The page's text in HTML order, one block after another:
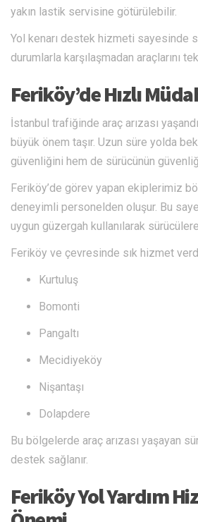
yakın lastik servisine götürülebilir.
Yol kenarı destek hizmeti sayesinde
durumlarla karşılaşmadan araçlarını
Feriköy’de Hızlı
İstanbul trafiğinde araç arızası
büyük önem taşır. Uzun süre yolda
güvenliğini hem de sürücünün
Feriköy’de görev yapan ekiplerimiz
deneyimli personelden oluşur. Bu
uygun güzergah kullanılarak sürücülere
Feriköy ve çevresinde sık hizmet
Kurtuluş
Bomonti
Pangaltı
Mecidiyeköy
Nişantaşı
Dolapdere
Bu bölgelerde araç arızası yaşayan
destek sağlanır.
Feriköy Yol Yardım